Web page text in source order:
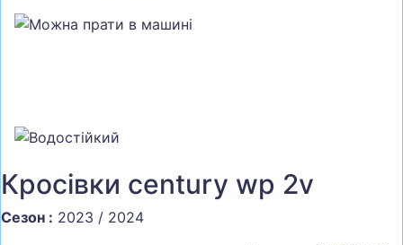
Кросівки century wp 2v
Сезон : 2023 / 2024